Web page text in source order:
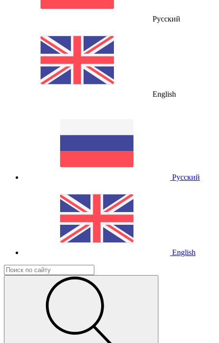
Русский
English
Русский
English